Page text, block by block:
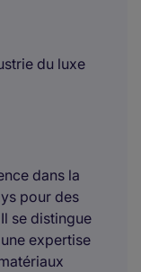
du luxe
dans la
pour des
se distingue
expertise